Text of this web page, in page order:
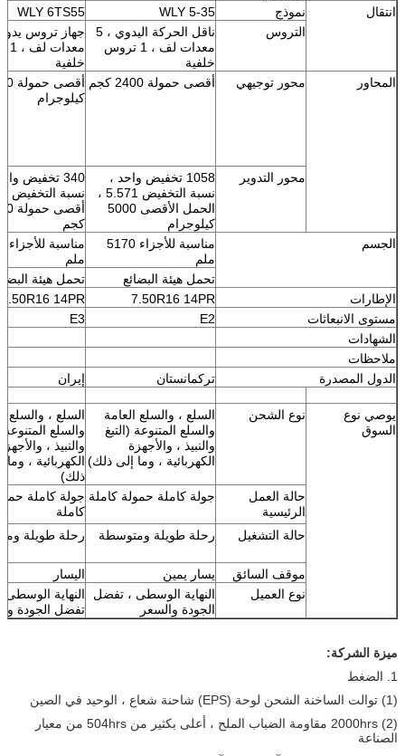
انتقال نموذج WLY 5-35
WLY 6TS55
التروس
ناقل الحركة اليدوي ، 5
معدات لف ، 1 تروس
خلفية
خلفية
المحاور
محور توجيهي أقصى حمولة 2400 كجم
أقصى
كيلوجرام
محور التدوير
1058 تخفيض واحد ،
نسبة التخفيض 5.571 ،
الحمل الأقصى 5000
كيلوجرام
340 تخفيض
أقصى
كجم
الجسم
مناسبة للأجزاء 5170
ملم
ملم
تحمل هيئة البضائع
تحمل هيئة
الإطارات
7.50R16 14PR
7.50R16 14PR
مستوى الانبعاثات
E2
E3
الشهادات
ملاحظات
الدول المصدرة
تركمانستان إيران
يوصي نوع
السوق
نوع الشحن
السلع ، والسلع العامة
والسلع المتنوعة (التبغ
والنبيذ ، والأجهزة
الكهربائية ، وما إلى ذلك)
السلع ، والسلع
والسلع المتنوعة
والنبيذ ،
الكهربائية ، وما
ذلك)
حالة العمل
الرئيسية
جولة كاملة حمولة كاملة جولة كاملة
كاملة
حالة التشغيل
رحلة طويلة ومتوسطة رحلة طويلة
موقف السائق يسار يمين
اليسار
نوع العميل
النهاية الوسطى ، تفضل
الجودة والسعر
النهاية الوسطى
تفضل الجودة
ميزة الشركة:
1. الضغط
(1) توالت الساخنة الشحن لوحة (EPS) شاحنة شعاع ، الوحيد في الصين
(2) 2000hrs مقاومة الضباب الملح ، أعلى بكثير من 504hrs من معيار
الصناعة